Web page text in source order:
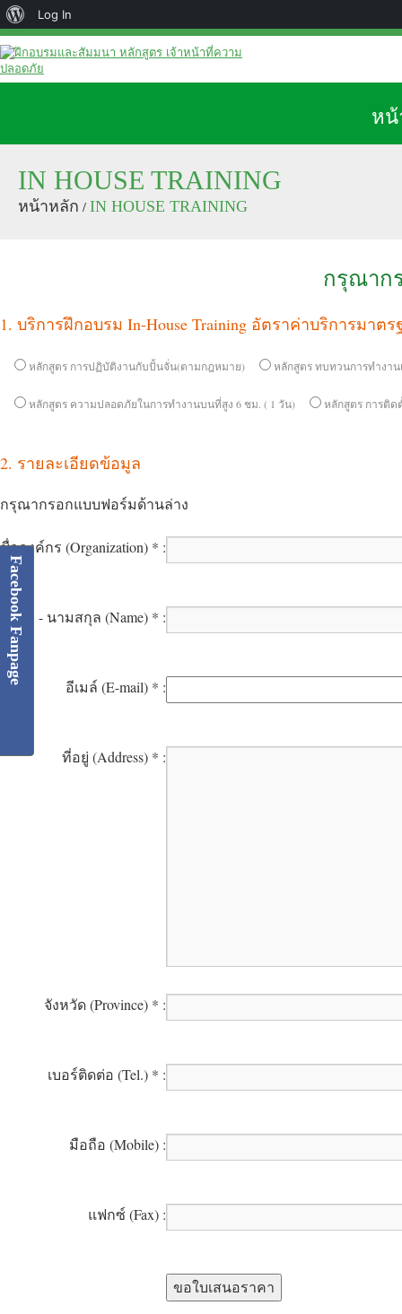
ห
IN HOUSE TRAINING
หน้าหลัก / IN HOUSE TRAINING
กรุณาก
1. บริการฝึกอบรม In-House Training อัตราค่าบริการมาตร
หลักสูตร การปฏิบัติงานกับปั้นจั่น(ตามกฎหมาย) หลักสูตร ทบทวนการทำงา
หลักสูตร ความปลอดภัยในการทำงานบนที่สูง 6 ชม. ( 1 วัน) หลักสูตร การติด
2. รายละเอียดข้อมูล
กรุณากรอกแบบฟอร์มด้านล่าง
ชื่อองค์กร (Organization) * :
ชื่อ - นามสกุล (Name) * :
อีเมล์ (E-mail) * :
ที่อยู่ (Address) * :
จังหวัด(Province) * :
เบอร์ติดต่อ (Tel.) * :
มือถือ (Mobile) :
แฟกซ์ (Fax) :
Facebook Fanpage
Log In